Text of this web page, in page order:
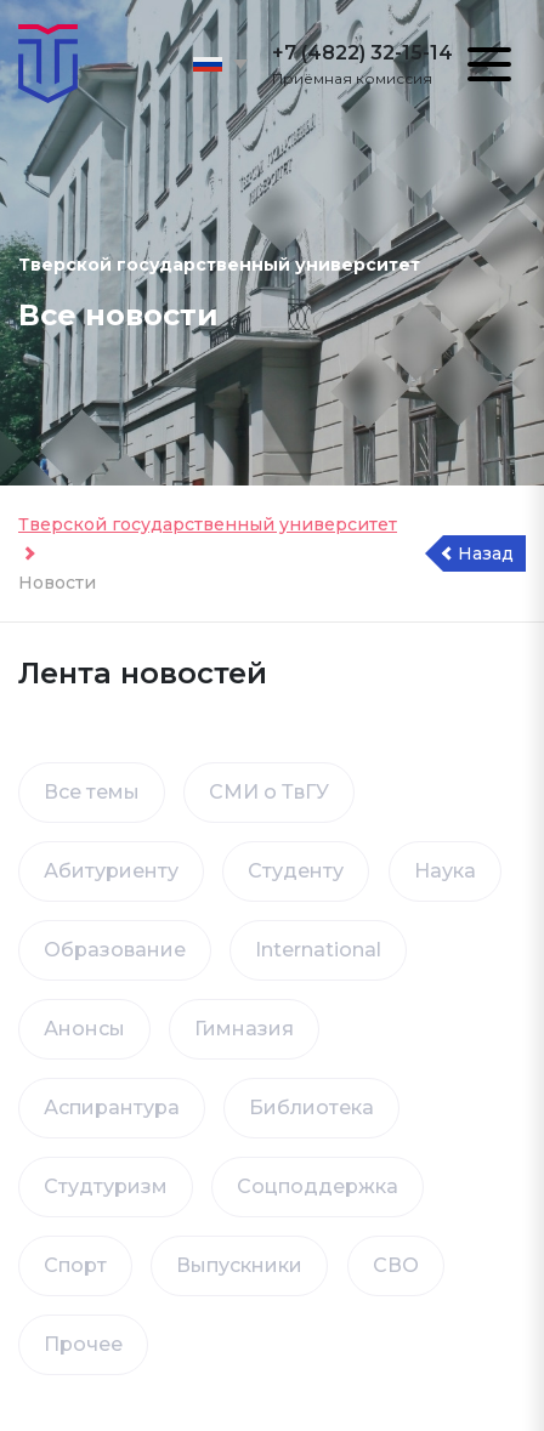
+7 (4822) 32-15-14
Приёмная комиссия
Тверской государственный университет
Все новости
Тверской государственный университет
Новости
Назад
Лента новостей
Все темы СМИ о ТвГУ
Абитуриенту Студенту Наука
Образование International
Анонсы Гимназия
Аспирантура Библиотека
Студтуризм Соцподдержка
Спорт Выпускники СВО
Прочее